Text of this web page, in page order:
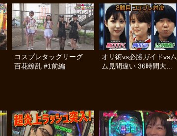
コスプレタッグリーグ
百花繚乱 #1前編
オリ術vs必勝ガイドvsム
ム見間違い 36時間大決